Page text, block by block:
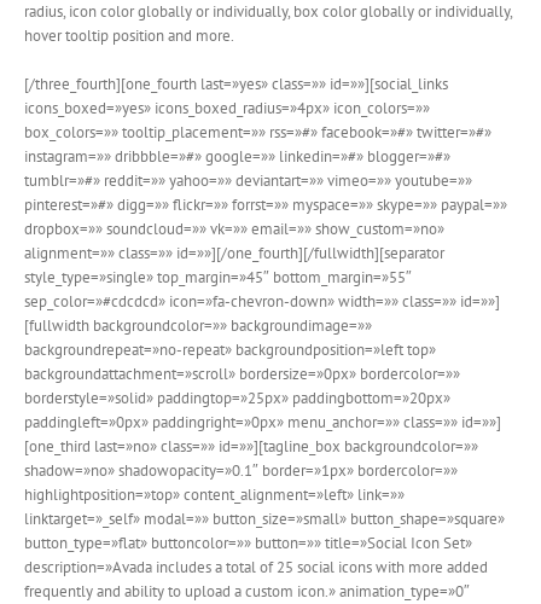
radius, icon color globally or individually, box color globally or individually,
hover tooltip position and more.
[/three_fourth][one_fourth last=»yes» class=»» id=»»][social_links
icons_boxed=»yes» icons_boxed_radius=»4px» icon_colors=»»
box_colors=»» tooltip_placement=»» rss=»#» facebook=»#» twitter=»#»
instagram=»» dribbble=»#» google=»» linkedin=»#» blogger=»#»
tumblr=»#» reddit=»» yahoo=»» deviantart=»» vimeo=»» youtube=»»
pinterest=»#» digg=»» flickr=»» forrst=»» myspace=»» skype=»» paypal=»»
dropbox=»» soundcloud=»» vk=»» email=»» show_custom=»no»
alignment=»» class=»» id=»»][/one_fourth][/fullwidth][separator
style_type=»single» top_margin=»45″ bottom_margin=»55″
sep_color=»#cdcdcd» icon=»fa-chevron-down» width=»» class=»» id=»»]
[fullwidth backgroundcolor=»» backgroundimage=»»
backgroundrepeat=»no-repeat» backgroundposition=»left top»
backgroundattachment=»scroll» bordersize=»0px» bordercolor=»»
borderstyle=»solid» paddingtop=»25px» paddingbottom=»20px»
paddingleft=»0px» paddingright=»0px» menu_anchor=»» class=»» id=»»]
[one_third last=»no» class=»» id=»»][tagline_box backgroundcolor=»»
shadow=»no» shadowopacity=»0.1″ border=»1px» bordercolor=»»
highlightposition=»top» content_alignment=»left» link=»»
linktarget=»_self» modal=»» button_size=»small» button_shape=»square»
button_type=»flat» buttoncolor=»» button=»» title=»Social Icon Set»
description=»Avada includes a total of 25 social icons with more added
frequently and ability to upload a custom icon.» animation_type=»0″